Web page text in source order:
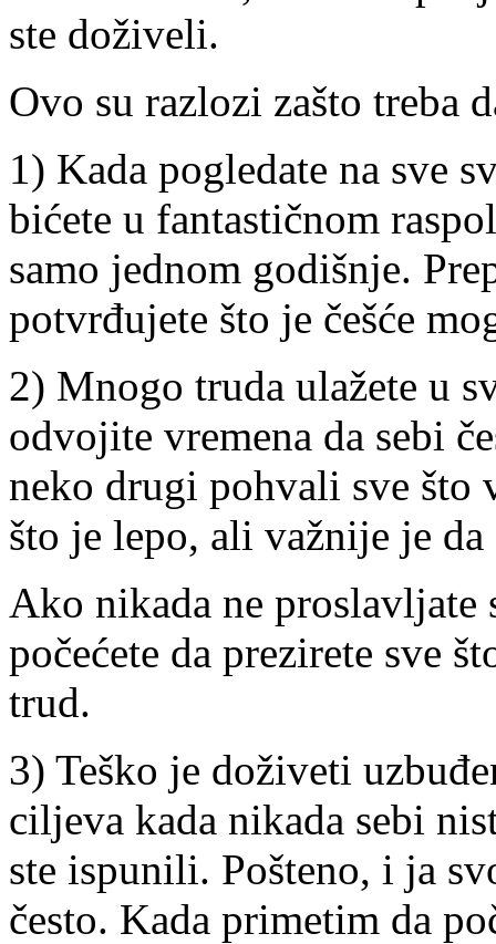
ste doživeli.
Ovo su razlozi zašto treba
1) Kada pogledate na sve
bićete u fantastičnom
samo jednom godišnje.
potvrđujete što je češće
2) Mnogo truda ulažete u
odvojite vremena da sebi
neko drugi pohvali sve što
što je lepo, ali važnije je
Ako nikada ne
počećete da prezirete sve
trud.
3) Teško je doživeti
ciljeva kada nikada sebi
ste ispunili. Pošteno, i ja
često. Kada primetim da